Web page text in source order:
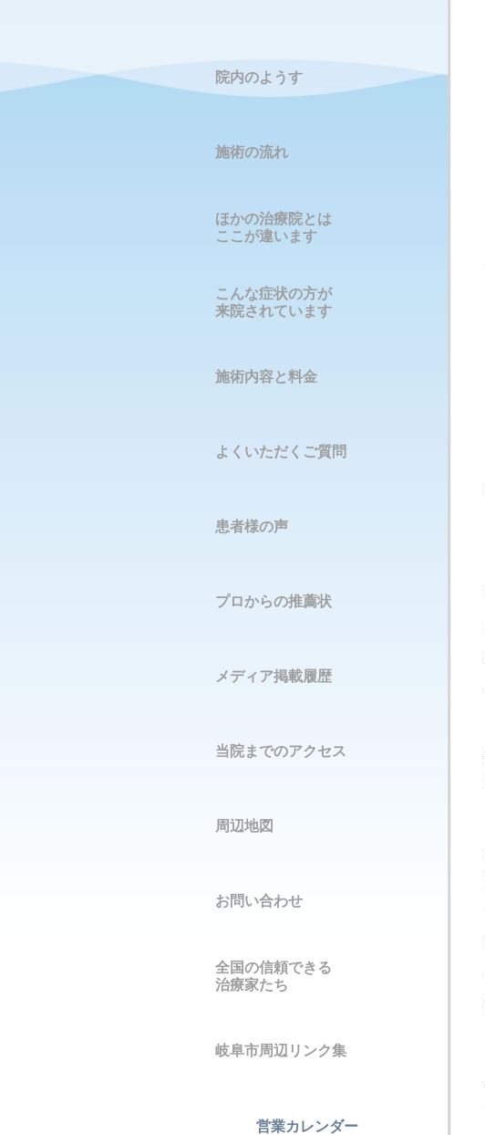
院内のようす
施術の流れ
ほかの治療院とは
ここが違います
こんな症状の方が
来院されています
施術内容と料金
よくいただくご質問
患者様の声
プロからの推薦状
メディア掲載履歴
当院までのアクセス
周辺地図
お問い合わせ
全国の信頼できる
治療家たち
岐阜市周辺リンク集
営業カレンダー